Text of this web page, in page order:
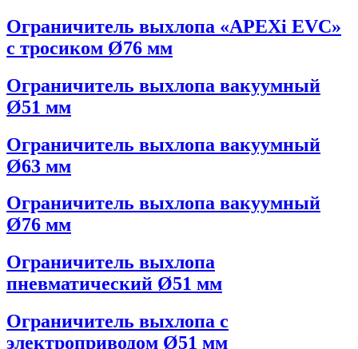
Ограничитель выхлопа «APEХi EVC»
с тросиком Ø76 мм
Ограничитель выхлопа вакуумный
Ø51 мм
Ограничитель выхлопа вакуумный
Ø63 мм
Ограничитель выхлопа вакуумный
Ø76 мм
Ограничитель выхлопа
пневматический Ø51 мм
Ограничитель выхлопа с
электроприводом Ø51 мм